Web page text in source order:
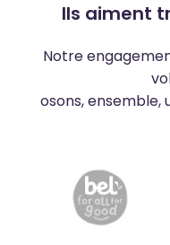
Ils aiment
Notre
osons,